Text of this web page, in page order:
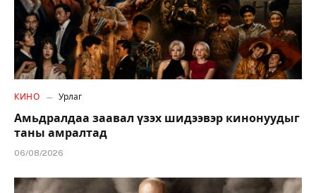
КИНО Урлаг
Амьдралдаа заавал үзэх шидээвэр кинонуудыг
таны амралтад
06/08/2026